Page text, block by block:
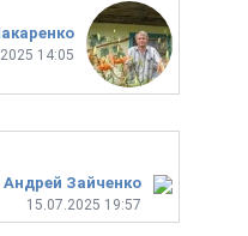
14:05
Андрей Зайченко
15.07.2025 19:57